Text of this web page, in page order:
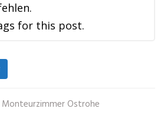
for this post.
Monteurzimmer Ostrohe